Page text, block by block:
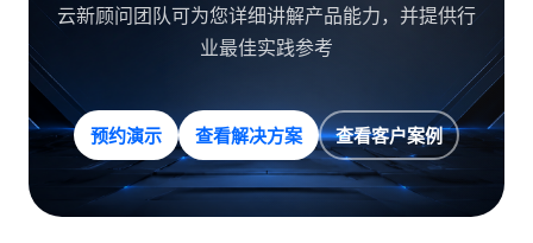
云新顾问团队可为您详细讲解产品能力，并提供行
业最佳实践参考
预约演示 查看解决方案 查看客户案例